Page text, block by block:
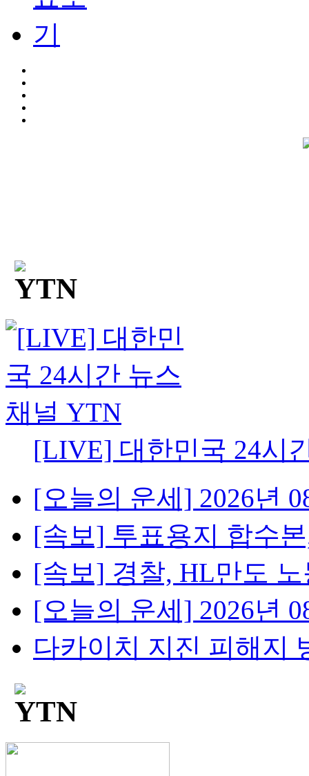
[LIVE] 대한민국 24시
[오늘의 운세] 2026년
[속보] 투표용지 합수
[속보] 경찰, HL만도
[오늘의 운세] 2026년
다카이치 지진 피해지